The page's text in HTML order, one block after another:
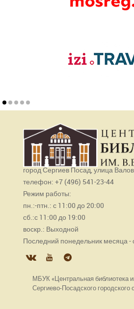
город Сергиев Посад, улица
телефон: +7 (496) 541-23-44
Режим работы:
пн.:-птн.: с 11:00 до 20:00
сб.:с 11:00 до 19:00
воскр.: Выходной
Последний понедельник месяца -
МБУК «Центральная библиотека
Сергиево-Посадского городского